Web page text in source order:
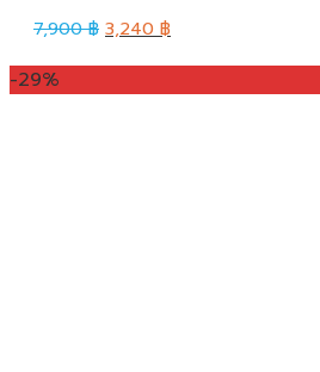
7,900฿ 3,240 ฿
-29%